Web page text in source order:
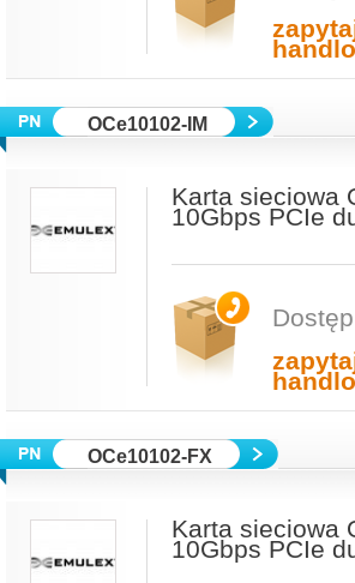
OCe10102-IM
Karta sieciowa
10Gbps PCIe
OCe10102-FX
Karta sieciowa
10Gbps PCIe